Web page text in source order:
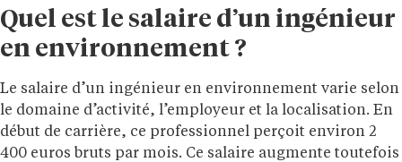
Quel est le salaire d’un ingénieur
en environnement ?
Le salaire d’un ingénieur en environnement varie selon
le domaine d’activité, l’employeur et la localisation. En
début de carrière, ce professionnel perçoit environ 2
400 euros bruts par mois. Ce salaire augmente toutefois